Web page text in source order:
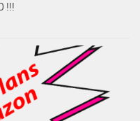
!!!